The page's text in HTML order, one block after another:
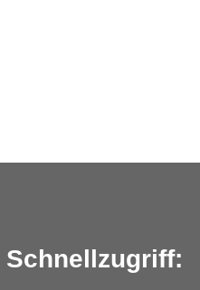
Schnellzugriff: